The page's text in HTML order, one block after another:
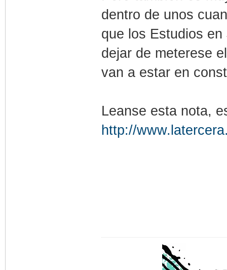
dentro de unos
que los Estudios
dejar de meterese
van a estar en
Leanse esta nota,
http://